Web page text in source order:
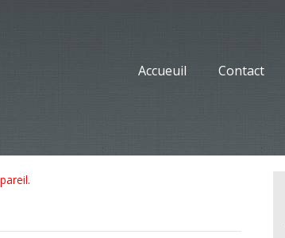
Accueuil Contact